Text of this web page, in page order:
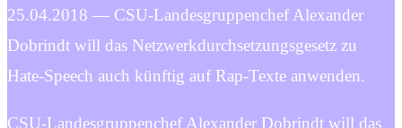
25.04.2018 — CSU-Landesgruppenchef Alexander
Dobrindt will das Netzwerkdurchsetzungsgesetz zu
Hate-Speech auch künftig auf Rap-Texte anwenden.
CSU-Landesgruppenchef Alexander Dobrindt will das